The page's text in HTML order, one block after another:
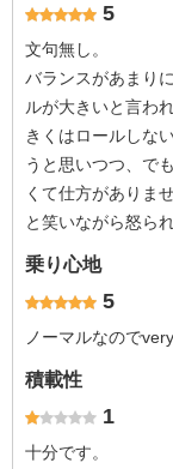
5
文句無し。
バランスがあまり
ルが大きいと言わ
きくはロールしな
うと思いつつ、で
くて仕方がありま
と笑いながら怒ら
乗り心地
5
ノーマルなので
積載性
1
十分です。